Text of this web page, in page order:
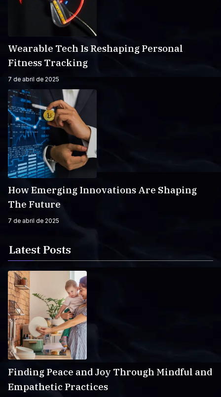
Wearable Tech Is Reshaping Personal
Fitness Tracking
7 de abril de 2025
How Emerging Innovations Are Shaping
The Future
7 de abril de 2025
Latest Posts
Finding Peace and Joy Through Mindful and
Empathetic Practices